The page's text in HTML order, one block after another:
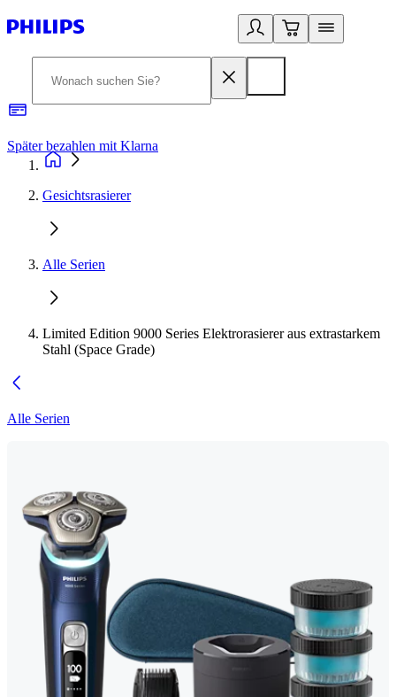
Später bezahlen mit Klarna
Gesichtsrasierer
Alle Serien
Limited Edition 9000 Series Elektrorasierer aus extrastarkem
Stahl (Space Grade)
Alle Serien